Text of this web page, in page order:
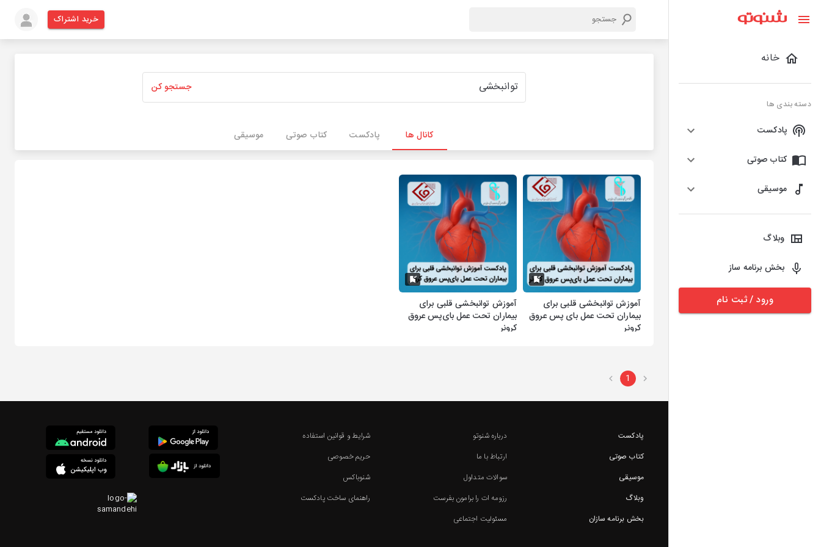
خانه
دسته بندی ها
پادکست
کتاب صوتی
موسیقی
وبلاگ
بخش برنامه ساز
ورود / ثبت نام
خرید اشتراک
جستجو کن
کانال ها پادکست کتاب صوتی موسیقی
آموزش توانبخشی قلبی برای
بیماران تحت عمل بای پس عروق
کرونر
آموزش توانبخشی قلبی برای
بیماران تحت عمل بای‌پس عروق
کرونر
1
پادکست
کتاب صوتی
موسیقی
وبلاگ
بخش برنامه سازان
درباره شنوتو
ارتباط با ما
سوالات متداول
رزومه ات را برامون بفرست
مسئولیت اجتماعی
شرایط و قوانین استفاده
حریم خصوصی
شنوباکس
راهنمای ساخت پادکست